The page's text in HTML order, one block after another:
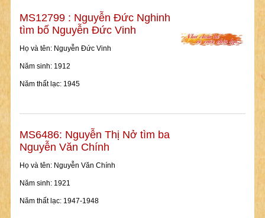
MS12799 : Nguyễn Đức Nghinh
tìm bố Nguyễn Đức Vinh
Họ và tên: Nguyễn Đức Vinh
Năm sinh: 1912
Năm thất lạc: 1945
MS6486: Nguyễn Thị Nở tìm ba
Nguyễn Văn Chính
Họ và tên: Nguyễn Văn Chính
Năm sinh: 1921
Năm thất lạc: 1947-1948